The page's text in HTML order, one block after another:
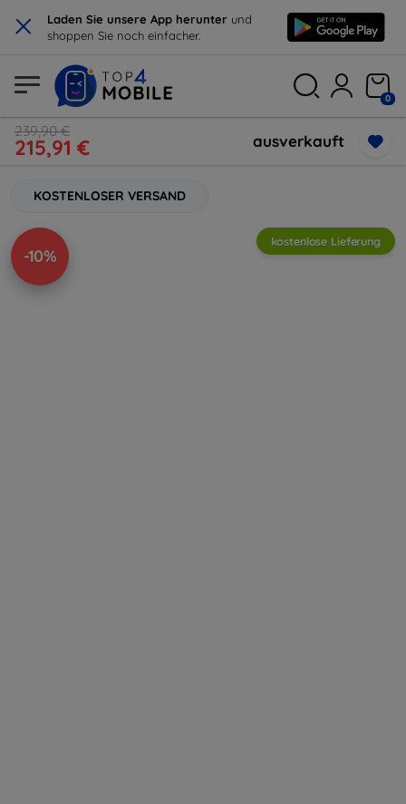
× Laden Sie unsere App herunter und
shoppen Sie noch einfacher.
0
239,90 €
215,91 € ausverkauft
KOSTENLOSER VERSAND
-10%
kostenlose Lieferung